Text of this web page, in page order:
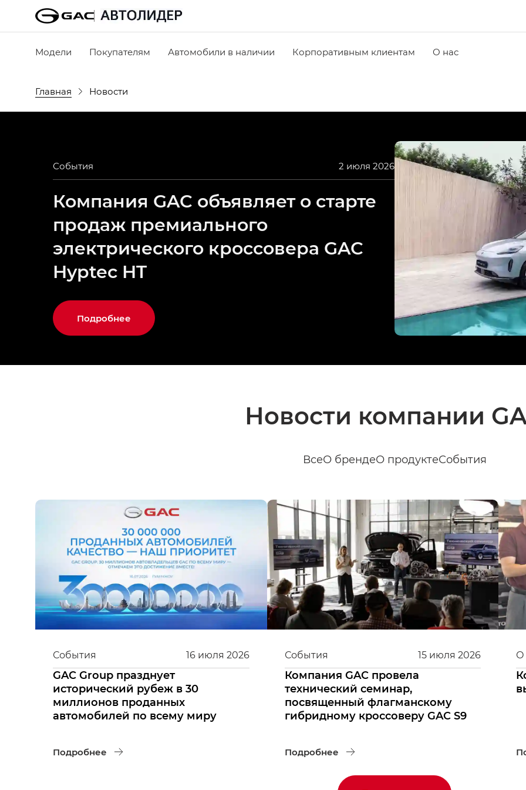
Модели Покупателям Автомобили в наличии Корпоративным клиентам О нас
Главная Новости
События 2 июля 2026
Компания GAC объявляет о старте
продаж премиального
электрического кроссовера GAC
Hyptec HT
Подробнее
Новости компании
ВсеО брендеО продуктеСобытия
16 июля 2026
События
GAC Group празднует
исторический рубеж в 30
миллионов проданных
автомобилей по всему миру
Подробнее
15 июля 2026
События
Компания GAC провела
технический семинар,
посвященный флагманскому
гибридному кроссоверу GAC S9
Подробнее
О